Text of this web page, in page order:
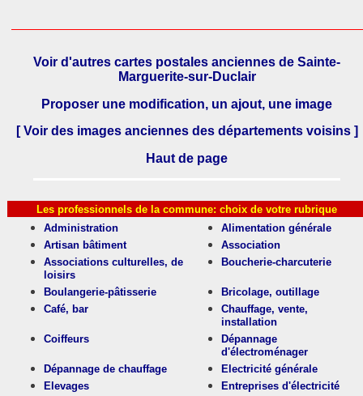
Voir d'autres cartes postales anciennes de Sainte-
Marguerite-sur-Duclair
Proposer une modification, un ajout, une image
[ Voir des images anciennes des départements voisins ]
Haut de page
Les professionnels de la commune: choix de votre rubrique
Administration
Alimentation générale
Artisan bâtiment
Association
Associations culturelles, de
loisirs
Boucherie-charcuterie
Boulangerie-pâtisserie
Bricolage, outillage
Café, bar
Chauffage, vente,
installation
Coiffeurs
Dépannage
d'électroménager
Dépannage de chauffage
Electricité générale
Elevages
Entreprises d'électricité